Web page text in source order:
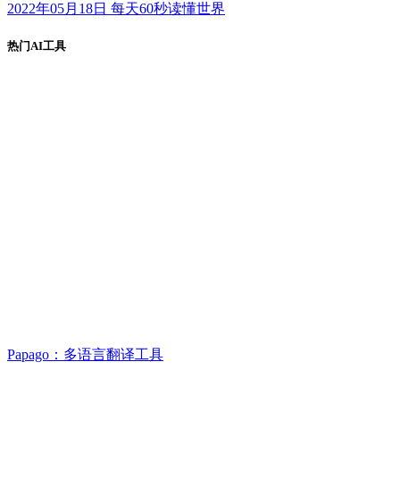
2022年05月18日 每天60秒读懂世界
热门AI工具
Papago：多语言翻译工具